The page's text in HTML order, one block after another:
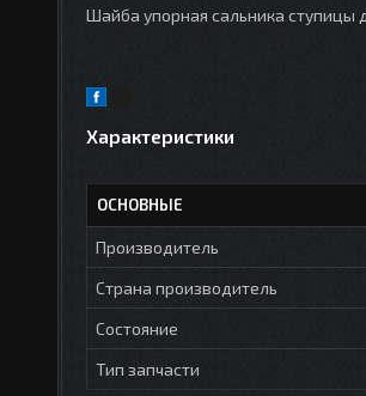
Шайба упорная сальника ступицы
Характеристики
ОСНОВНЫЕ
Производитель
Страна производитель
Состояние
Тип запчасти